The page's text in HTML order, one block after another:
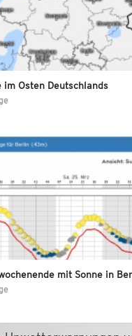
im Osten Deutschlands
mit Sonne in